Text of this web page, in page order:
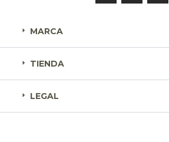
MARCA
TIENDA
LEGAL